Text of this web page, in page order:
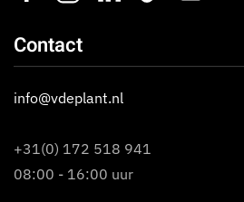
Contact
info@vdeplant.nl
+31(0) 172 518 941
08:00 - 16:00 uur